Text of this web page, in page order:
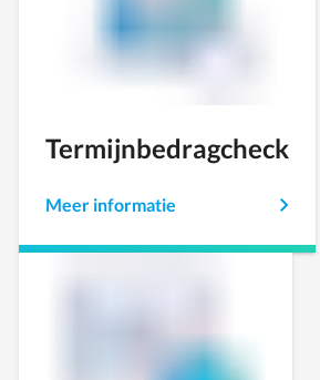
Termijnbedragcheck
Meer informatie